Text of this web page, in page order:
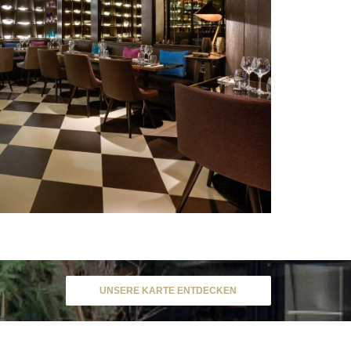
UNSERE KARTE ENTDECKEN